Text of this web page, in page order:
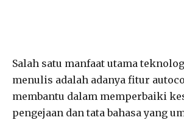
Salah satu manfaat utama
menulis adalah adanya fitur
membantu dalam memperbaiki
pengejaan dan tata bahasa yang